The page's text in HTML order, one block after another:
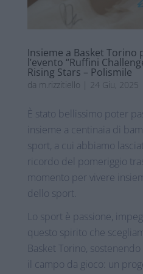
Insieme a Basket
l’evento “Ruffini
Rising Stars – Polismile
da m.rizzitiello 24 Giu, 2025
È stato bellissimo poter
insieme a centinaia di
sport, a cui abbiamo
ricordo del pomeriggio
momento per vivere
dello sport.
Lo sport è passione,
questo spirito che
Basket Torino,
il campo da gioco: un